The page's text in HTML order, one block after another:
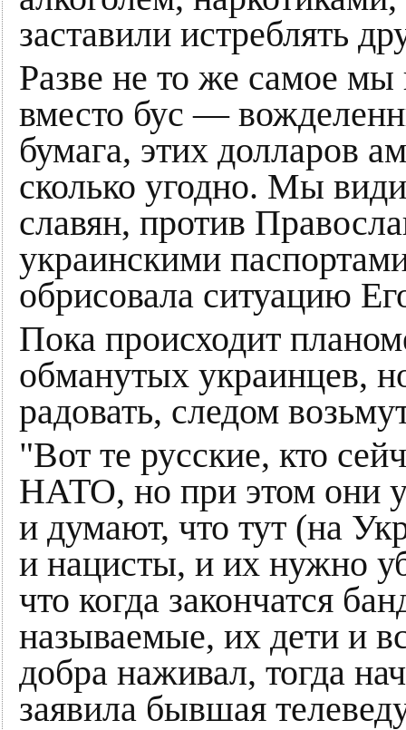
заставили истреблять
Разве не то же самое мы
вместо бус —
бумага, этих долларов
сколько угодно. Мы
славян, против
украинскими
обрисовала ситуацию
Пока происходит
обманутых украинцев,
радовать, следом
"Вот те русские, кто
НАТО, но при этом они
и думают, что тут (на
и нацисты, и их нужно
что когда закончатся
называемые, их дети и
добра наживал, тогда
заявила бывшая